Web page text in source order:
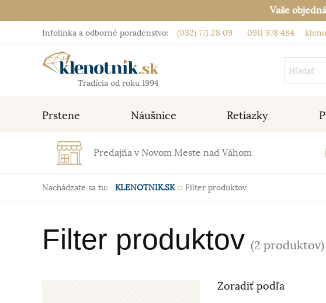
Vaše
Infolinka a odborné poradenstvo: (032) 771 28 09 0911 978 484
Tradícia od roku 1994
Prstene Náušnice Retiazky
Predajňa v Novom Meste nad Váhom
Nachádzate sa tu: KLENOTNIK.SK Filter produktov
Filter produktov (2 produktov)
Zoradiť podľa